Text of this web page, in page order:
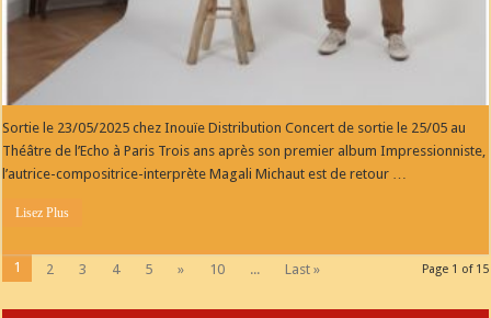
Sortie le 23/05/2025 chez Inouïe Distribution Concert de sortie le 25/05 au
Théâtre de l’Echo à Paris Trois ans après son premier album Impressionniste,
l’autrice-compositrice-interprète Magali Michaut est de retour …
Lisez Plus
Page 1 of 15
1 2 3 4 5 » 10 ... Last »